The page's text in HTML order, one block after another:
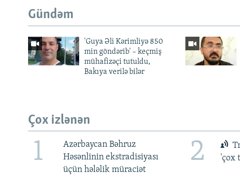
Gündəm
'Guya Əli Kərimliyə 850
min göndərib' – keçmiş
mühafizəçi tutuldu,
Bakıya verilə bilər
Çox izlənən
1
Azərbaycan Bəhruz
Həsənlinin ekstradisiyası
üçün hələlik müraciət
2
'çox